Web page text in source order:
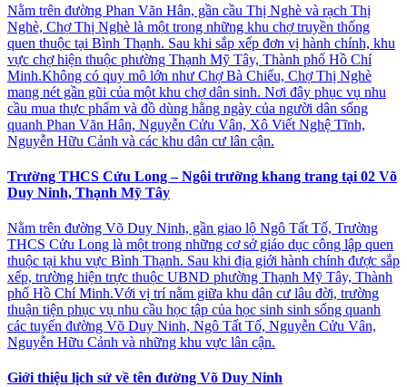
Nằm trên đường Phan Văn Hân, gần cầu Thị Nghè và rạch Thị
Nghè, Chợ Thị Nghè là một trong những khu chợ truyền thống
quen thuộc tại Bình Thạnh. Sau khi sắp xếp đơn vị hành chính, khu
vực chợ hiện thuộc phường Thạnh Mỹ Tây, Thành phố Hồ Chí
Minh.Không có quy mô lớn như Chợ Bà Chiểu, Chợ Thị Nghè
mang nét gần gũi của một khu chợ dân sinh. Nơi đây phục vụ nhu
cầu mua thực phẩm và đồ dùng hằng ngày của người dân sống
quanh Phan Văn Hân, Nguyễn Cửu Vân, Xô Viết Nghệ Tĩnh,
Nguyễn Hữu Cảnh và các khu dân cư lân cận.
Trường THCS Cửu Long – Ngôi trường khang trang tại 02 Võ
Duy Ninh, Thạnh Mỹ Tây
Nằm trên đường Võ Duy Ninh, gần giao lộ Ngô Tất Tố, Trường
THCS Cửu Long là một trong những cơ sở giáo dục công lập quen
thuộc tại khu vực Bình Thạnh. Sau khi địa giới hành chính được sắp
xếp, trường hiện trực thuộc UBND phường Thạnh Mỹ Tây, Thành
phố Hồ Chí Minh.Với vị trí nằm giữa khu dân cư lâu đời, trường
thuận tiện phục vụ nhu cầu học tập của học sinh sinh sống quanh
các tuyến đường Võ Duy Ninh, Ngô Tất Tố, Nguyễn Cửu Vân,
Nguyễn Hữu Cảnh và những khu vực lân cận.
Giới thiệu lịch sử về tên đường Võ Duy Ninh